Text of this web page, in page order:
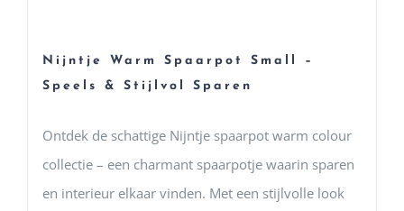
Nijntje Warm Spaarpot Small –
Speels & Stijlvol Sparen
Ontdek de schattige Nijntje spaarpot warm colour
collectie – een charmant spaarpotje waarin sparen
en interieur elkaar vinden. Met een stijlvolle look